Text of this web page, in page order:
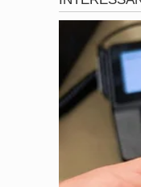
o resgate bem-
essenciais,
sobre a
social em
caso impressionante
sua opinião nos